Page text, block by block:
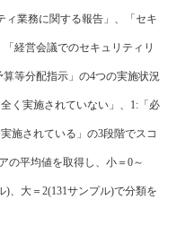
業務に関する報告」、「セキ
経営会議でのセキュリティリ
等分配指示」の4つの実施状況
く実施されていない」、1:「必
施されている」の3段階でスコ
の平均値を取得し、小＝0～
)、大＝2(131サンプル)で分類を